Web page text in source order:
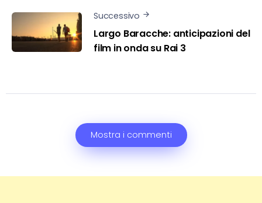
Successivo
Largo Baracche: anticipazioni del
film in onda su Rai 3
Mostra i commenti